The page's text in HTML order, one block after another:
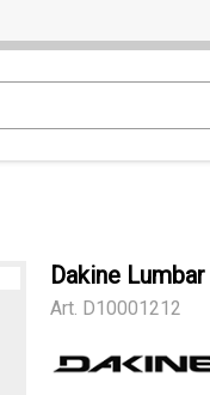
Dakine
Art. D10001212